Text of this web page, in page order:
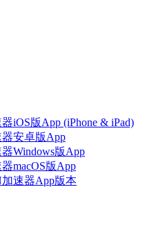
iOS版App (iPhone & iPad)
安卓版App
Windows版App
macOS版App
速器App版本